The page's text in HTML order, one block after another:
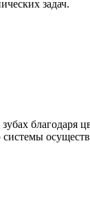
задач.
благодаря